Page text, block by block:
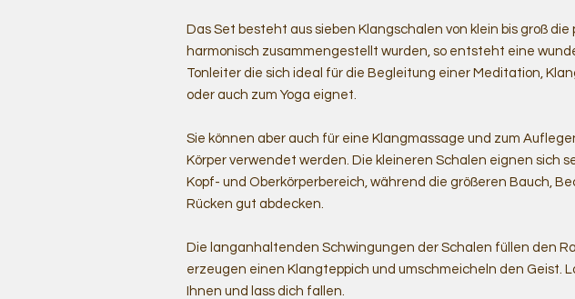
Das Set besteht aus sieben Klangschalen von klein bis groß die
harmonisch zusammengestellt wurden, so entsteht eine
Tonleiter die sich ideal für die Begleitung einer Meditation,
oder auch zum Yoga eignet.
Sie können aber auch für eine Klangmassage und zum
Körper verwendet werden. Die kleineren Schalen eignen sich
Kopf- und Oberkörperbereich, während die größeren Bauch,
Rücken gut abdecken.
Die langanhaltenden Schwingungen der Schalen füllen den
erzeugen einen Klangteppich und umschmeicheln den Geist.
Ihnen und lass dich fallen.